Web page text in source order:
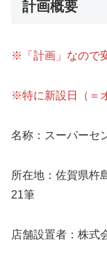
計画概要
※「計画」なので
※特に新設日（＝
名称：スーパーセ
所在地：佐賀県杵
21筆
店舗設置者：株式